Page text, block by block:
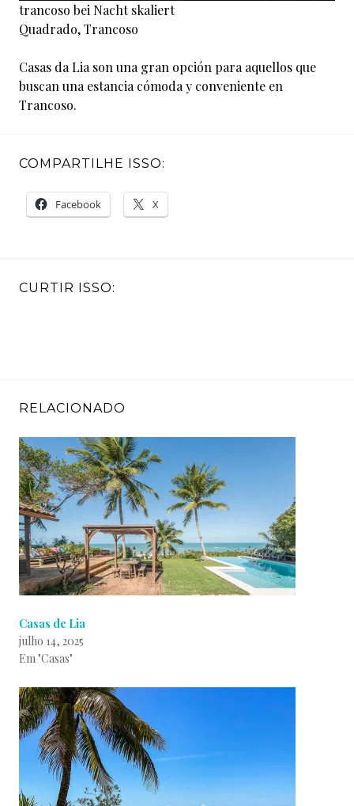
trancoso bei Nacht skaliert
Quadrado, Trancoso
Casas da Lia son una gran opción para aquellos que
buscan una estancia cómoda y conveniente en
Trancoso.
COMPARTILHE ISSO:
Facebook X
CURTIR ISSO:
RELACIONADO
Casas de Lia
julho 14, 2025
Em "Casas"